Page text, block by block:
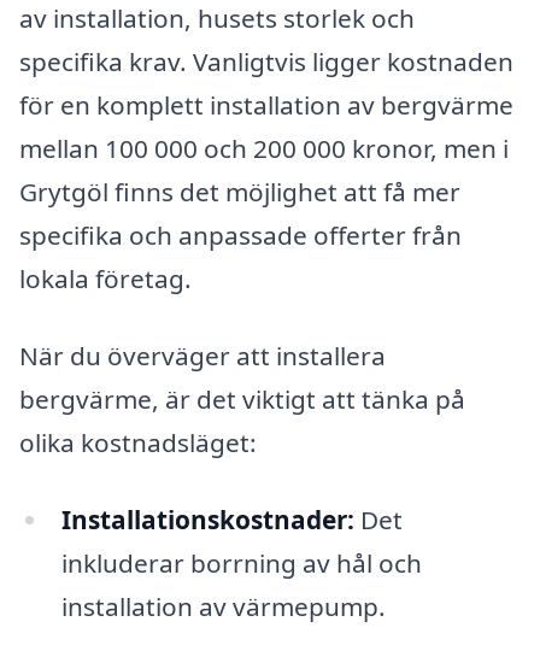
av installation, husets storlek och
specifika krav. Vanligtvis ligger kostnaden
för en komplett installation av bergvärme
mellan 100 000 och 200 000 kronor, men i
Grytgöl finns det möjlighet att få mer
specifika och anpassade offerter från
lokala företag.
När du överväger att installera
bergvärme, är det viktigt att tänka på
olika kostnadsläget:
Installationskostnader: Det
inkluderar borrning av hål och
installation av värmepump.